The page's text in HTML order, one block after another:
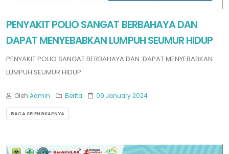
PENYAKIT POLIO SANGAT BERBAHAYA DAN
DAPAT MENYEBABKAN LUMPUH SEUMUR HIDUP
PENYAKIT POLIO SANGAT BERBAHAYA DAN DAPAT MENYEBABKAN
LUMPUH SEUMUR HIDUP
Oleh Admin Berita 09 January 2024
BACA SELENGKAPNYA